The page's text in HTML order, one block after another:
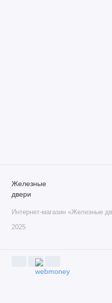
Железные
двери
Интернет-магазин «Железные
2025